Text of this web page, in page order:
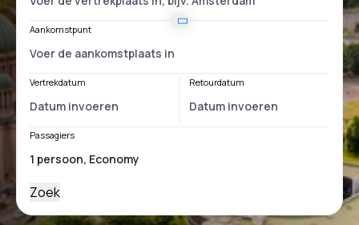
Aankomstpunt
Vertrekdatum Retourdatum
Passagiers
Zoek